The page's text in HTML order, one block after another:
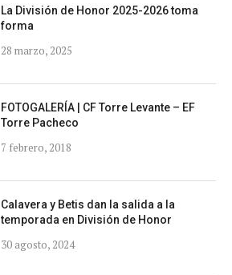
La División de Honor 2025-2026 toma
forma
28 marzo, 2025
FOTOGALERÍA | CF Torre Levante – EF
Torre Pacheco
7 febrero, 2018
Calavera y Betis dan la salida a la
temporada en División de Honor
30 agosto, 2024